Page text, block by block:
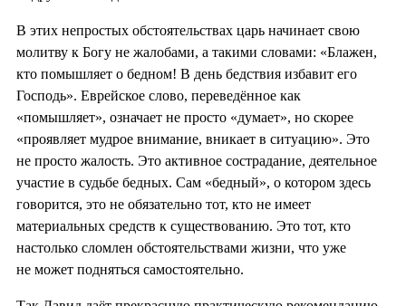
В этих непростых обстоятельствах царь начинает свою
молитву к Богу не жалобами, а такими словами: «Блажен,
кто помышляет о бедном! В день бедствия избавит его
Господь». Еврейское слово, переведённое как
«помышляет», означает не просто «думает», но скорее
«проявляет мудрое внимание, вникает в ситуацию». Это
не просто жалость. Это активное сострадание, деятельное
участие в судьбе бедных. Сам «бедный», о котором здесь
говорится, это не обязательно тот, кто не имеет
материальных средств к существованию. Это тот, кто
настолько сломлен обстоятельствами жизни, что уже
не может подняться самостоятельно.